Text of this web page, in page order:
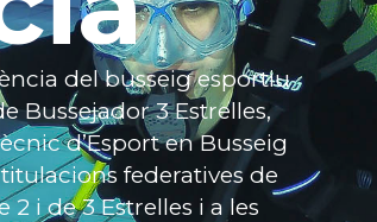
del busseig esportiu
Bussejador 3 Estrelles,
d’Esport en Busseig
federatives de
2 i de 3 Estrelles i a les